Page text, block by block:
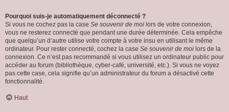
Pourquoi suis-je automatiquement déconnecté ?
Si vous ne cochez pas la case Se souvenir de moi lors de votre connexion,
vous ne resterez connecté que pendant une durée déterminée. Cela empêche
que quelqu’un d’autre utilise votre compte à votre insu en utilisant le même
ordinateur. Pour rester connecté, cochez la case Se souvenir de moi lors de la
connexion. Ce n’est pas recommandé si vous utilisez un ordinateur public pour
accéder au forum (bibliothèque, cyber-café, université, etc.). Si vous ne voyez
pas cette case, cela signifie qu’un administrateur du forum a désactivé cette
fonctionnalité.
Haut